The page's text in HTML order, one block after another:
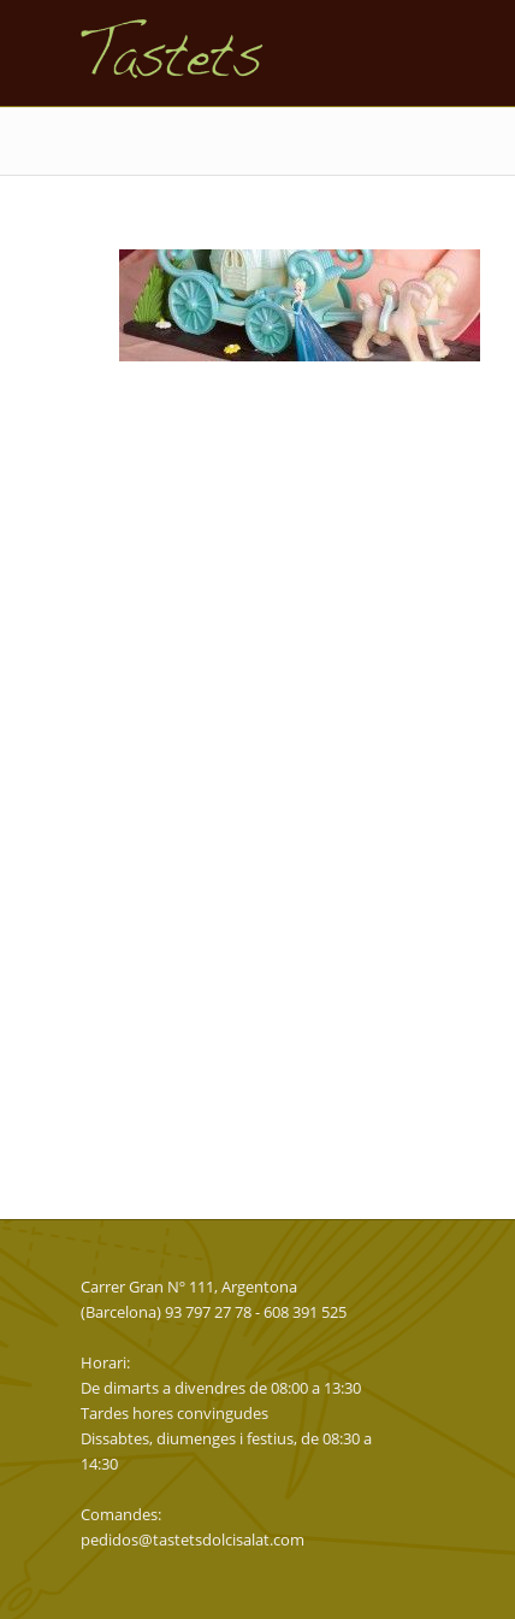
Carrer Gran Nº 111, Argentona
(Barcelona) 93 797 27 78 - 608 391 525
Horari:
De dimarts a divendres de 08:00 a 13:30
Tardes hores convingudes
Dissabtes, diumenges i festius, de 08:30 a
14:30
Comandes:
pedidos@tastetsdolcisalat.com